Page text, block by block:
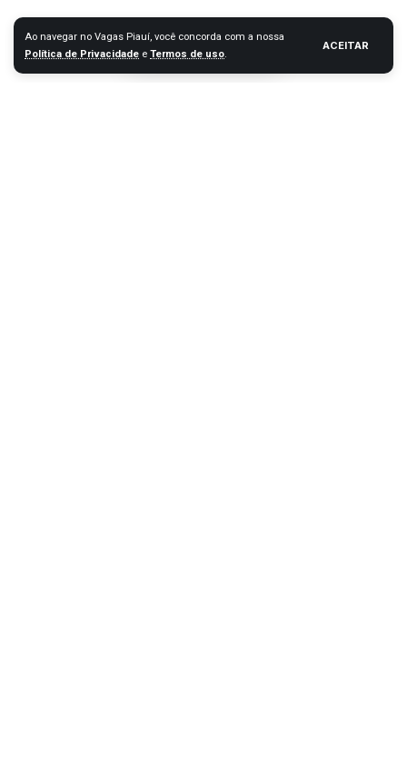
Ao navegar no Vagas Piauí, você concorda com a nossa
Política de Privacidade e Termos de uso.
ACEITAR